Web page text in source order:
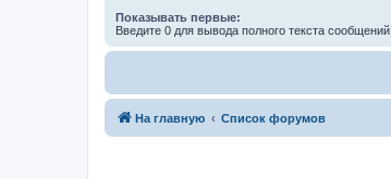
Показывать первые:
Введите 0 для вывода полного текста сообщений.
На главную Список форумов